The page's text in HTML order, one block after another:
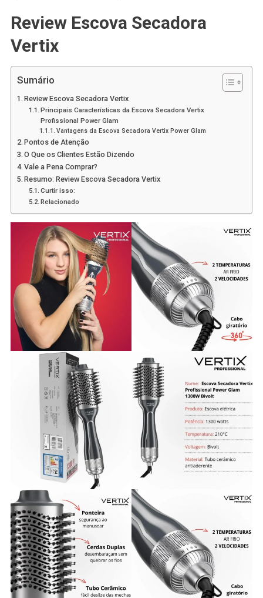
Review Escova Secadora
Vertix
Sumário
Review Escova Secadora Vertix
Principais Características da Escova Secadora Vertix
Profissional Power Glam
Vantagens da Escova Secadora Vertix Power Glam
Pontos de Atenção
O Que os Clientes Estão Dizendo
Vale a Pena Comprar?
Resumo: Review Escova Secadora Vertix
Curtir isso:
Relacionado